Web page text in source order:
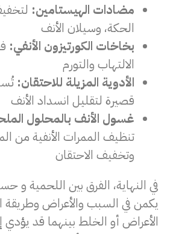
مضادات الهيستامين:
الحكة، وسيلان الأنف
بخاخات الكورتيزون الأنفي:
الالتهاب والتورم
الأدوية المزيلة للاحتقان:
قصيرة لتقليل انسداد الأنف
غسول الأنف بالمحلول
تنظيف الممرات الأنفية من
وتخفيف الاحتقان
في النهاية، الفرق بين اللحمية و
يكمن في السبب والأعراض وطريقة
الأعراض أو الخلط بينهما قد يؤدي